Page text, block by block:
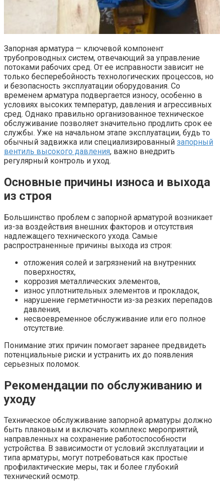
Запорная арматура — ключевой компонент
трубопроводных систем, отвечающий за управление
потоками рабочих сред. От ее исправности зависит не
только бесперебойность технологических процессов, но
и безопасность эксплуатации оборудования. Со
временем арматура подвергается износу, особенно в
условиях высоких температур, давления и агрессивных
сред. Однако правильно организованное техническое
обслуживание позволяет значительно продлить срок ее
службы. Уже на начальном этапе эксплуатации, будь то
обычный задвижка или специализированный запорный
вентиль высокого давления, важно внедрить
регулярный контроль и уход.
Основные причины износа и выхода
из строя
Большинство проблем с запорной арматурой возникает
из-за воздействия внешних факторов и отсутствия
надлежащего технического ухода. Самые
распространенные причины выхода из строя:
отложения солей и загрязнений на внутренних
поверхностях,
коррозия металлических элементов,
износ уплотнительных элементов и прокладок,
нарушение герметичности из-за резких перепадов
давления,
несвоевременное обслуживание или его полное
отсутствие.
Понимание этих причин помогает заранее предвидеть
потенциальные риски и устранить их до появления
серьезных поломок.
Рекомендации по обслуживанию и
уходу
Техническое обслуживание запорной арматуры должно
быть плановым и включать комплекс мероприятий,
направленных на сохранение работоспособности
устройства. В зависимости от условий эксплуатации и
типа арматуры, могут потребоваться как простые
профилактические меры, так и более глубокий
технический осмотр.